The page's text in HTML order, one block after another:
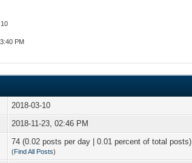
PM
2018-03-10
2018-11-23, 02:46 PM
74 (0.02 posts per day | 0.01 percent of total posts)
(Find All Posts)